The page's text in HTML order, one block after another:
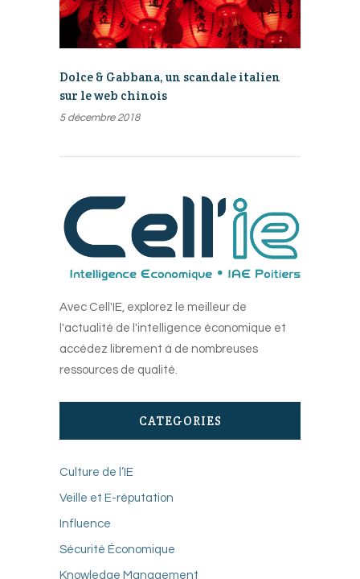
Dolce & Gabbana, un scandale italien
sur le web chinois
5 décembre 2018
Avec Cell'IE, explorez le meilleur de
l'actualité de l'intelligence économique et
accédez librement à de nombreuses
ressources de qualité.
CATEGORIES
Culture de l’IE
Veille et E-réputation
Influence
Sécurité Économique
Knowledge Management